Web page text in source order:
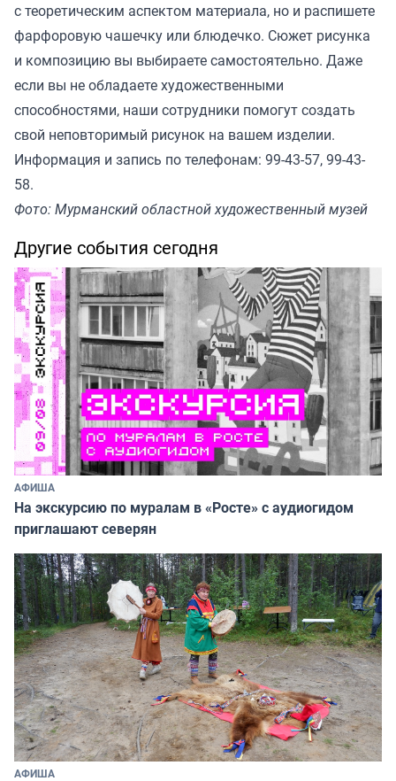
с теоретическим аспектом материала, но и распишете
фарфоровую чашечку или блюдечко. Сюжет рисунка
и композицию вы выбираете самостоятельно. Даже
если вы не обладаете художественными
способностями, наши сотрудники помогут создать
свой неповторимый рисунок на вашем изделии.
Информация и запись по телефонам: 99-43-57, 99-43-
58.
Фото: Мурманский областной художественный музей
Другие события сегодня
АФИША
На экскурсию по муралам в «Росте» с аудиогидом
приглашают северян
АФИША